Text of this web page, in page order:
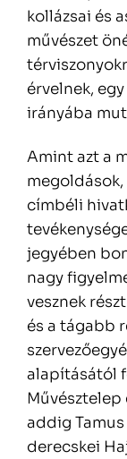
kollázsai és
művészet
érvelnek,
irányába
Amint azt a
címbéli
jegyében
nagy
vesznek
és a tágabb
alapításától
addig
derecskei